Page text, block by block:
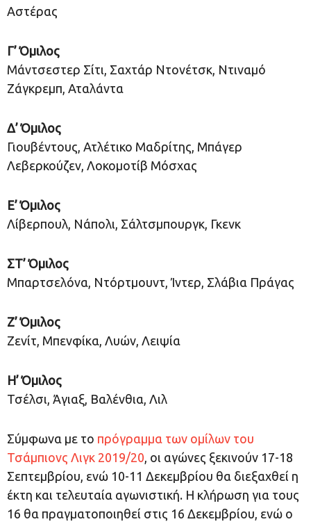
Αστέρας
Γ’ Όμιλος
Μάντσεστερ Σίτι, Σαχτάρ Ντονέτσκ, Ντιναμό
Ζάγκρεμπ, Αταλάντα
Δ’ Όμιλος
Γιουβέντους, Ατλέτικο Μαδρίτης, Μπάγερ
Λεβερκούζεν, Λοκομοτίβ Μόσχας
Ε’ Όμιλος
Λίβερπουλ, Νάπολι, Σάλτσμπουργκ, Γκενκ
ΣΤ’ Όμιλος
Μπαρτσελόνα, Ντόρτμουντ, Ίντερ, Σλάβια Πράγας
Ζ’ Όμιλος
Ζενίτ, Μπενφίκα, Λυών, Λειψία
Η’ Όμιλος
Τσέλσι, Άγιαξ, Βαλένθια, Λιλ
Σύμφωνα με το πρόγραμμα των ομίλων του
Τσάμπιονς Λιγκ 2019/20, οι αγώνες ξεκινούν 17-18
Σεπτεμβρίου, ενώ 10-11 Δεκεμβρίου θα διεξαχθεί η
έκτη και τελευταία αγωνιστική. Η κλήρωση για τους
16 θα πραγματοποιηθεί στις 16 Δεκεμβρίου, ενώ ο